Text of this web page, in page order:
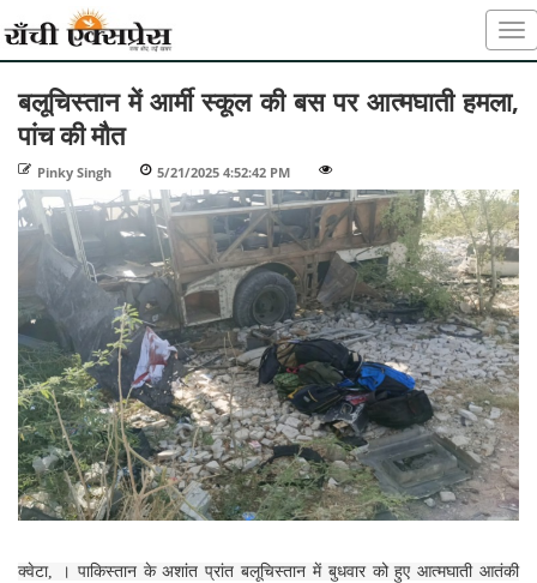
बलूचिस्तान में आर्मी स्कूल की बस पर आत्मघाती हमला,
पांच की मौत
Pinky Singh 5/21/2025 4:52:42 PM
क्वेटा, । पाकिस्तान के अशांत प्रांत बलूचिस्तान में बुधवार को हुए आत्मघाती आतंकी